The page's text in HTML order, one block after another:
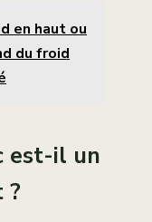
en haut ou
du froid
est-il un
?